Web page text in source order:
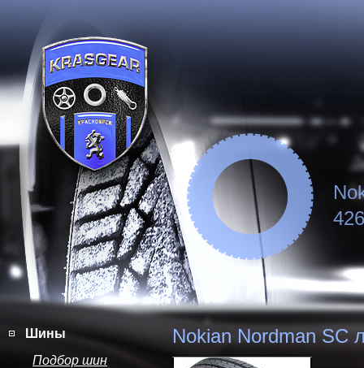
Шины
Подбор шин
Nokian Nordman SC